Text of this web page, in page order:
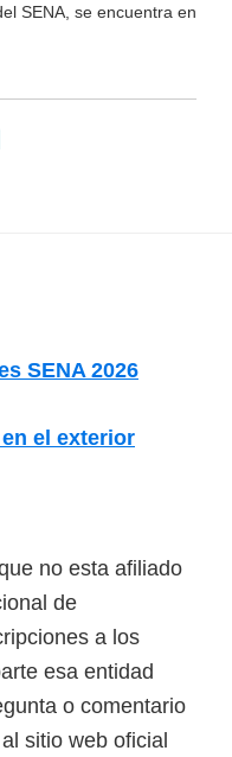
SENA, se encuentra en
SENA 2026
el exterior
no esta afiliado
de
a los
esa entidad
o comentario
sitio web oficial